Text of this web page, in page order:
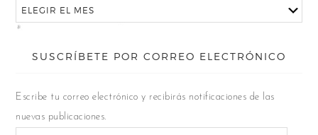
SUSCRÍBETE POR CORREO ELECTRÓNICO
Escribe tu correo electrónico y recibirás notificaciones de las
nuevas publicaciones.